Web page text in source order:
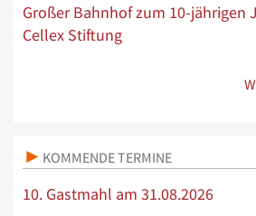
Großer Bahnhof zum 10-jährigen
Cellex Stiftung
KOMMENDE TERMINE
10. Gastmahl am 31.08.2026